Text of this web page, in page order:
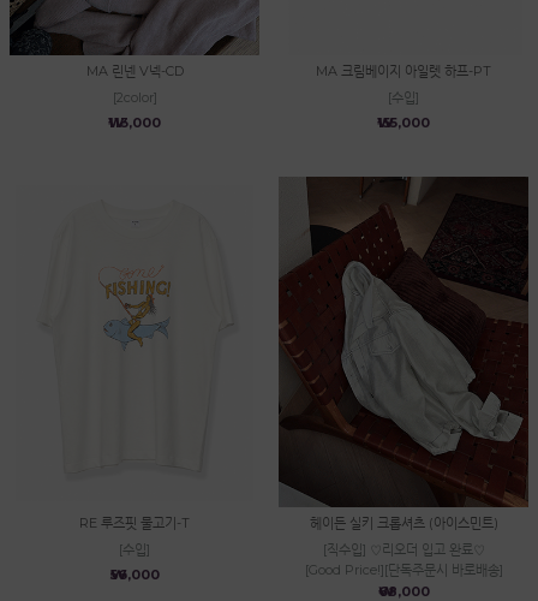
MA 린넨 V넥-CD
[2color]
₩113,000
MA 크림베이지 아일렛 하프-PT
[수입]
₩155,000
RE 루즈핏 물고기-T
[수입]
₩56,000
헤이든 실키 크롭셔츠 (아이스민트)
[직수입] ♡리오더 입고 완료♡
[Good Price!][단독주문시 바로배송]
₩68,000